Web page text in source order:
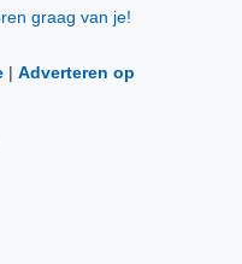
graag van je!
| Adverteren op